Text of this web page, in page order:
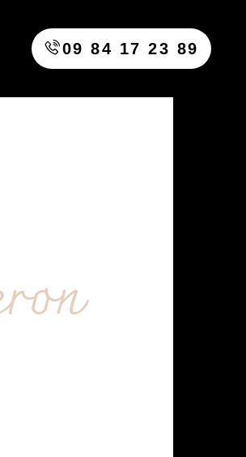
09 84 17 23 89